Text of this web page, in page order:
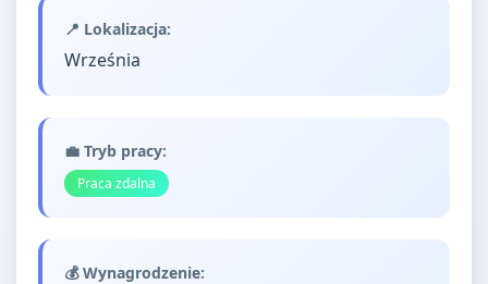
📍 Lokalizacja:
Września
💼 Tryb pracy:
Praca zdalna
💰 Wynagrodzenie: